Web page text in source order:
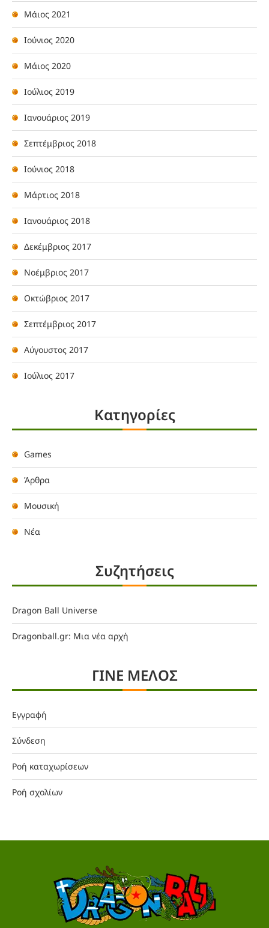
Μάιος 2021
Ιούνιος 2020
Μάιος 2020
Ιούλιος 2019
Ιανουάριος 2019
Σεπτέμβριος 2018
Ιούνιος 2018
Μάρτιος 2018
Ιανουάριος 2018
Δεκέμβριος 2017
Νοέμβριος 2017
Οκτώβριος 2017
Σεπτέμβριος 2017
Αύγουστος 2017
Ιούλιος 2017
Kατηγορίες
Games
Άρθρα
Μουσική
Νέα
Συζητήσεις
Dragon Ball Universe
Dragonball.gr: Μια νέα αρχή
ΓΙΝΕ ΜΕΛΟΣ
Εγγραφή
Σύνδεση
Ροή καταχωρίσεων
Ροή σχολίων